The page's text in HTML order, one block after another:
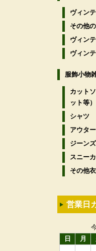
ヴィン
その他
ヴィン
ヴィン
服飾小物
カット
ット等）
シャツ
アウター
ジーン
スニー
その他
営業日
日
月